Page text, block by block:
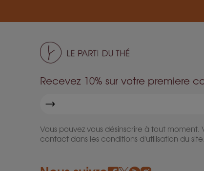
Recevez 10% sur votre premiere
Vous pouvez vous désinscrire à tout
contact dans les conditions d'utilisation du site.